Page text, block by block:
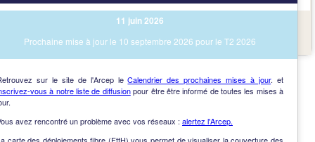
Vue des immeubles et des communes
11 juin 2026
Prochaine mise à jour le 10 septembre 2026 pour le T2 2026
sur le site de l'Arcep leCalendrier des prochaines mises à jour. et
vous à notre liste de diffusionpour être être informé de toutes les mises à
avez rencontré un problème avec vos réseaux : alertez l'Arcep.
NAV